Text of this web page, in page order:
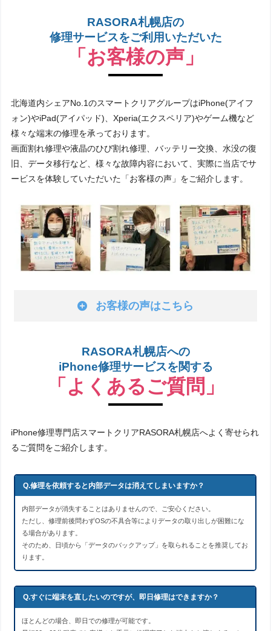
RASORA札幌店の
修理サービスをご利用いただいた
「お客様の声」
北海道内シェアNo.1のスマートクリアグループはiPhone(アイフ
ォン)やiPad(アイパッド)、Xperia(エクスペリア)やゲーム機など
様々な端末の修理を承っております。
画面割れ修理や液晶のひび割れ修理、バッテリー交換、水没の復
旧、データ移行など、様々な故障内容において、実際に当店でサ
ービスを体験していただいた「お客様の声」をご紹介します。
お客様の声はこちら
RASORA札幌店への
iPhone修理サービスを関する
「よくあるご質問」
iPhone修理専門店スマートクリアRASORA札幌店へよく寄せられ
るご質問をご紹介します。
Q.修理を依頼すると内部データは消えてしまいますか？
内部データが消失することはありませんので、ご安心ください。
ただし、修理前後問わずOSの不具合等によりデータの取り出しが困難にな
る場合があります。
そのため、日頃から「データのバックアップ」を取られることを推奨してお
ります。
Q.すぐに端末を直したいのですが、即日修理はできますか？
ほとんどの場合、即日での修理が可能です。